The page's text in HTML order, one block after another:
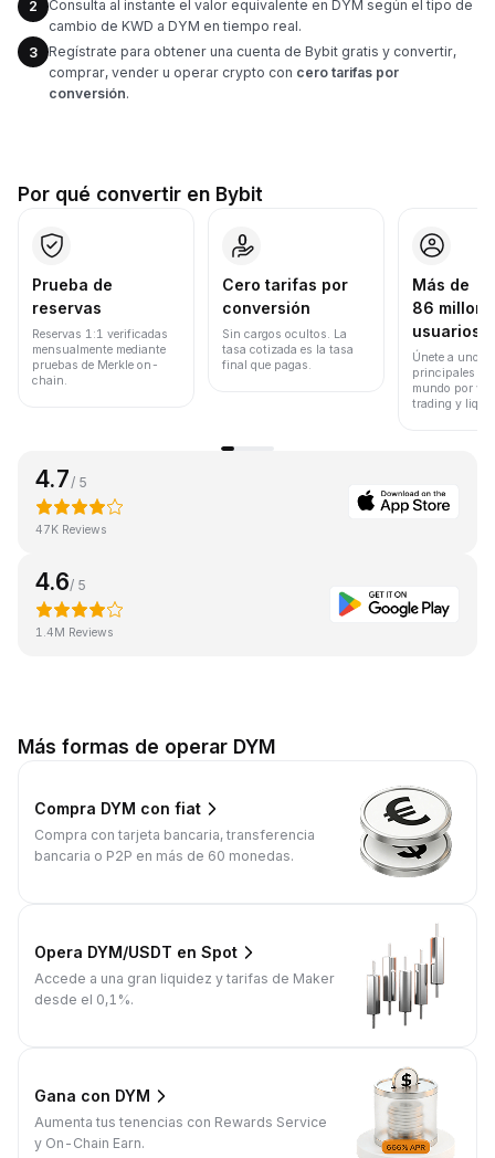
2
Consulta al instante el valor equivalente en DYM según el tipo de
cambio de KWD a DYM en tiempo real.
3
Regístrate para obtener una cuenta de Bybit gratis y convertir,
comprar, vender u operar crypto con cero tarifas por
conversión.
Por qué convertir en Bybit
Prueba de
reservas
Reservas 1:1 verificadas
mensualmente mediante
pruebas de Merkle on-
chain.
Cero tarifas por
conversión
Sin cargos ocultos. La
tasa cotizada es la tasa
final que pagas.
Más de
86
usuarios
Únete a uno
principales
mundo por
trading y
4.7 / 5
47K Reviews
4.6/ 5
1.4M Reviews
Más formas de operar DYM
Compra DYM con fiat
Compra con tarjeta bancaria, transferencia
bancaria o P2P en más de 60 monedas.
Opera DYM/USDT en Spot
Accede a una gran liquidez y tarifas de Maker
desde el 0,1%.
Gana con DYM
Aumenta tus tenencias con Rewards Service
y On-Chain Earn.